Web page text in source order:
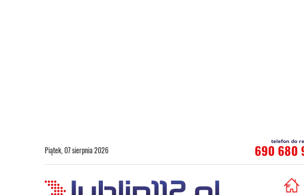
Piątek, 07 sierpnia 2026 690 680